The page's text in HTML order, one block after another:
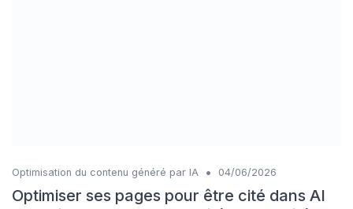
Optimisation du contenu généré par IA • 04/06/2026
Optimiser ses pages pour être cité dans AI